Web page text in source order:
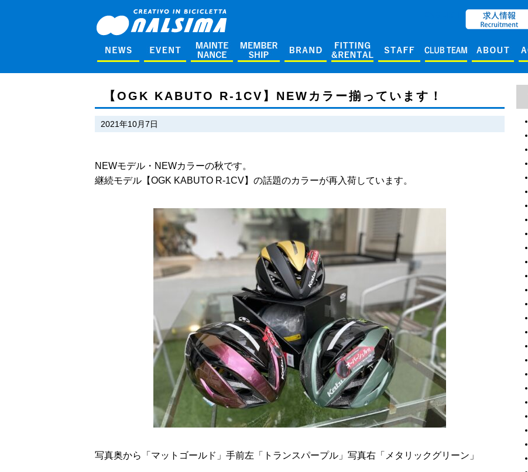
【OGK KABUTO R-1CV】NEWカラー揃っています！
2021年10月7日
NEWモデル・NEWカラーの秋です。
継続モデル【OGK KABUTO R-1CV】の話題のカラーが再入荷しています。
写真奥から「マットゴールド」手前左「トランスパープル」写真右「メタリックグリーン」